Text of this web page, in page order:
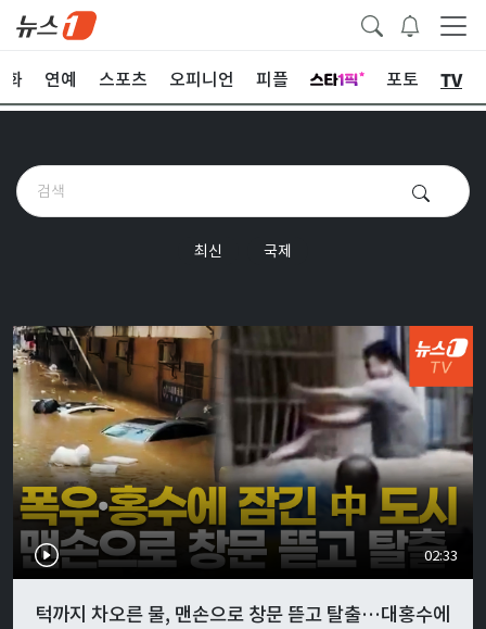
화 연예 스포츠 오피니언 피플 포토 TV
최신 국제
02:33
턱까지 차오른 물, 맨손으로 창문 뜯고 탈출…대홍수에